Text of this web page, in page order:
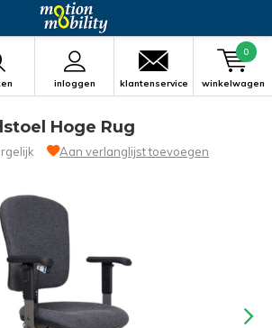
inloggen klantenservice winkelwagen
0
Hoge Rug
Aan verlanglijst toevoegen